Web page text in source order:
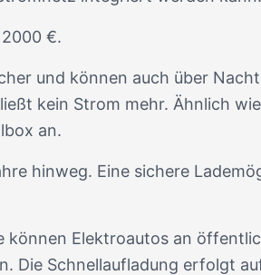
€.
und können auch über
kein Strom mehr. Ähnlich
an.
hinweg. Eine sichere
können Elektroautos an
Die Schnellaufladung erfolgt